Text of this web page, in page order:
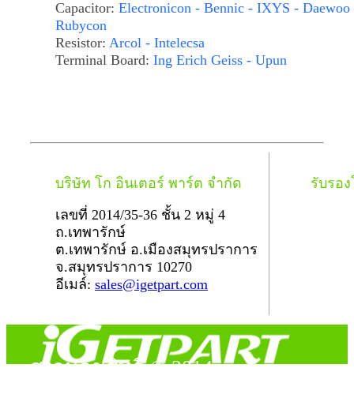
Capacitor: Electronicon - Bennic - IXYS - Daewoo
Rubycon
Resistor: Arcol - Intelecsa
Terminal Board: Ing Erich Geiss - Upun
บริษัท โก อินเตอร์ พาร์ต จำกัด
เลขที่ 2014/35-36 ชั้น 2 หมู่ 4
ถ.เทพารักษ์
ต.เทพารักษ์ อ.เมืองสมุทรปราการ
จ.สมุทรปราการ 10270
อีเมล์: sales@igetpart.com
รับรอ
สงวนลิขสิทธิ์ © 2014